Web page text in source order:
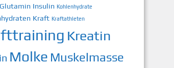
Glutamin Insulin Kohlenhydrate
Kraft Kraftathleten
Kreatin
Molke Muskelmasse